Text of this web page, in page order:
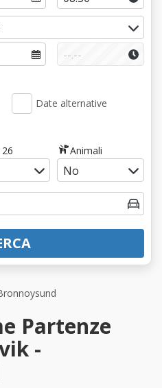
Date alternative
Animali
Partenze
-